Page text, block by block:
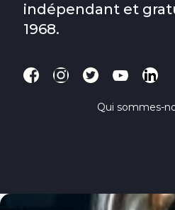
indépendant et
1968.
Qui sommes-